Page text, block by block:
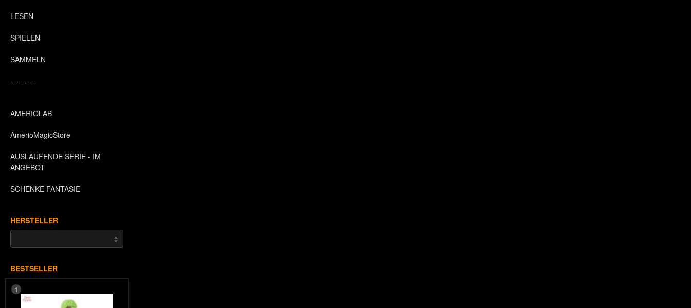
LESEN
SPIELEN
SAMMELN
----------
AMERIOLAB
AmerioMagicStore
AUSLAUFENDE SERIE - IM
ANGEBOT
SCHENKE FANTASIE
HERSTELLER
BESTSELLER
1